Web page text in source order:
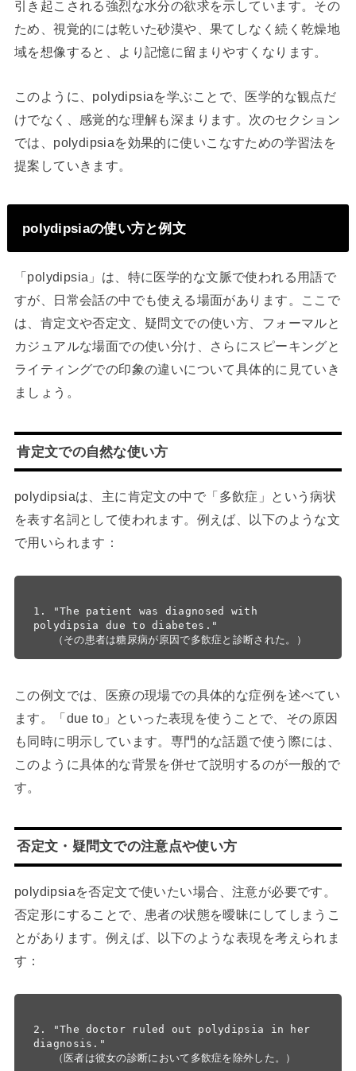
引き起こされる強烈な水分の欲求を示しています。その
ため、視覚的には乾いた砂漠や、果てしなく続く乾燥地
域を想像すると、より記憶に留まりやすくなります。
このように、polydipsiaを学ぶことで、医学的な観点だ
けでなく、感覚的な理解も深まります。次のセクション
では、polydipsiaを効果的に使いこなすための学習法を
提案していきます。
polydipsiaの使い方と例文
「polydipsia」は、特に医学的な文脈で使われる用語で
すが、日常会話の中でも使える場面があります。ここで
は、肯定文や否定文、疑問文での使い方、フォーマルと
カジュアルな場面での使い分け、さらにスピーキングと
ライティングでの印象の違いについて具体的に見ていき
ましょう。
肯定文での自然な使い方
polydipsiaは、主に肯定文の中で「多飲症」という病状
を表す名詞として使われます。例えば、以下のような文
で用いられます：
1. "The patient was diagnosed with
polydipsia due to diabetes."
この例文では、医療の現場での具体的な症例を述べてい
ます。「due to」といった表現を使うことで、その原因
も同時に明示しています。専門的な話題で使う際には、
このように具体的な背景を併せて説明するのが一般的で
す。
否定文・疑問文での注意点や使い方
polydipsiaを否定文で使いたい場合、注意が必要です。
否定形にすることで、患者の状態を曖昧にしてしまうこ
とがあります。例えば、以下のような表現を考えられま
す：
2. "The doctor ruled out polydipsia in her
diagnosis."